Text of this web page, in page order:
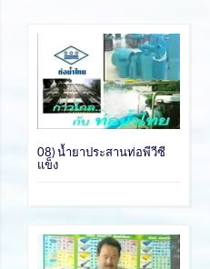
08) น้ำยาประสานท่อพีวีซี
แข็ง